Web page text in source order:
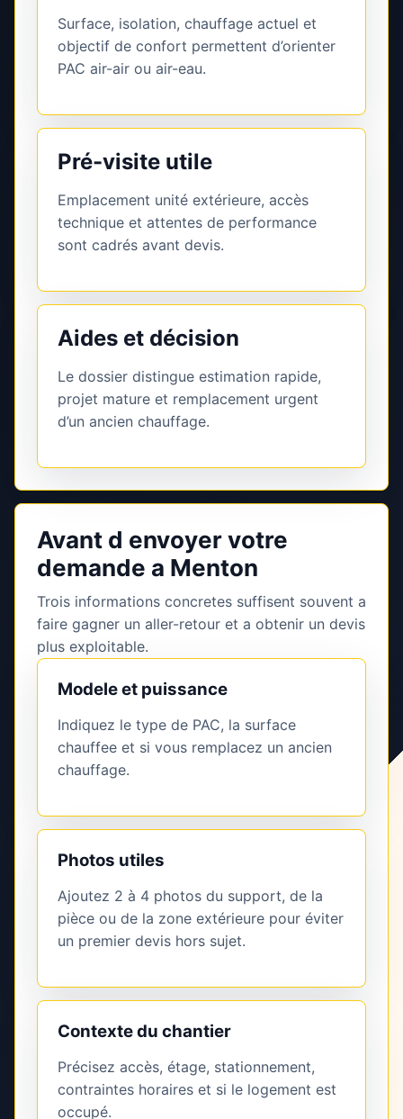
Surface, isolation, chauffage actuel et
objectif de confort permettent d’orienter
PAC air-air ou air-eau.
Pré-visite utile
Emplacement unité extérieure, accès
technique et attentes de performance
sont cadrés avant devis.
Aides et décision
Le dossier distingue estimation rapide,
projet mature et remplacement urgent
d’un ancien chauffage.
Avant d envoyer votre
demande a Menton
Trois informations concretes suffisent souvent a
faire gagner un aller-retour et a obtenir un devis
plus exploitable.
Modele et puissance
Indiquez le type de PAC, la surface
chauffee et si vous remplacez un ancien
chauffage.
Photos utiles
Ajoutez 2 à 4 photos du support, de la
pièce ou de la zone extérieure pour éviter
un premier devis hors sujet.
Contexte du chantier
Précisez accès, étage, stationnement,
contraintes horaires et si le logement est
occupé.